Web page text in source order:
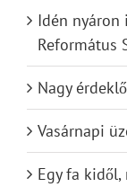
Idén nyáron
Református
Nagy
Vasárnapi
Egy fa kidől,